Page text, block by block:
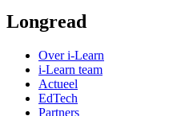
Longread
Over i-Learn
i-Learn team
Actueel
EdTech
Partners